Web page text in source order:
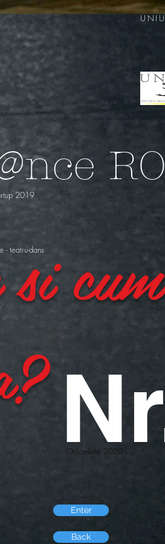
RO
2019
teatru-dans
Octombrie 2020
Enter
Back